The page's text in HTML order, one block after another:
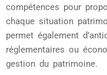
compétences pour
chaque situation
permet également
réglementaires ou
gestion du patrimoine.